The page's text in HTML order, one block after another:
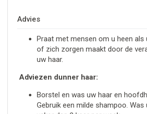
Advies
Praat met mensen om u heen als
of zich zorgen maakt door de
uw haar.
Adviezen dunner haar:
Borstel en was uw haar en
Gebruik een milde shampoo. Was